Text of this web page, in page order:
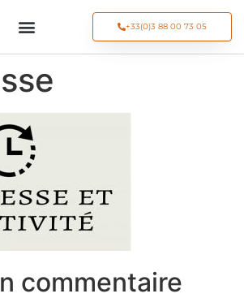
+33(0)3 88 00 73 05
commentaire